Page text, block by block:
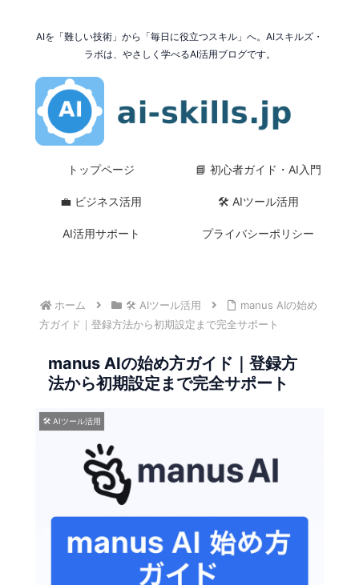
AIを「難しい技術」から「毎日に役立つスキル」へ。AIスキルズ・
ラボは、やさしく学べるAI活用ブログです。
トップページ 📘 初心者ガイド・AI入門
💼 ビジネス活用 🛠 AIツール活用
AI活用サポート プライバシーポリシー
ホーム 🛠 AIツール活用
manus AIの始め
方ガイド｜登録方法から初期設定まで完全サポート
manus AIの始め方ガイド｜登録方
法から初期設定まで完全サポート
🛠 AIツール活用